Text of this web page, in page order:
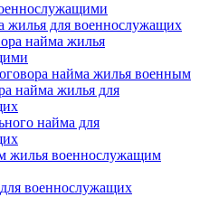
жилья для военнослужащих
найма жилья
найма жилья военным
найма жилья для
найма для
жилья военнослужащим
военнослужащих